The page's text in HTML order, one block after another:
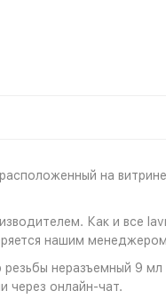
расположенный на
Как и все
нашим
неразъемный 9
через онлайн-чат.